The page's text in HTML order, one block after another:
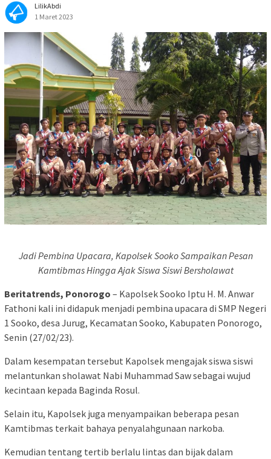
LilikAbdi
1 Maret 2023
Jadi Pembina Upacara, Kapolsek Sooko Sampaikan Pesan
Kamtibmas Hingga Ajak Siswa Siswi Bersholawat
Beritatrends, Ponorogo – Kapolsek Sooko Iptu H. M. Anwar
Fathoni kali ini didapuk menjadi pembina upacara di SMP Negeri
1 Sooko, desa Jurug, Kecamatan Sooko, Kabupaten Ponorogo,
Senin (27/02/23).
Dalam kesempatan tersebut Kapolsek mengajak siswa siswi
melantunkan sholawat Nabi Muhammad Saw sebagai wujud
kecintaan kepada Baginda Rosul.
Selain itu, Kapolsek juga menyampaikan beberapa pesan
Kamtibmas terkait bahaya penyalahgunaan narkoba.
Kemudian tentang tertib berlalu lintas dan bijak dalam